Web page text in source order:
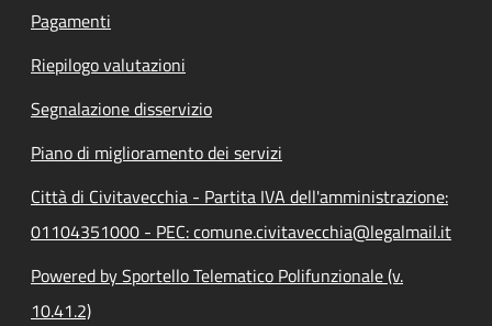
Pagamenti
Riepilogo valutazioni
Segnalazione disservizio
Piano di miglioramento dei servizi
Città di Civitavecchia - Partita IVA dell'amministrazione:
01104351000 - PEC: comune.civitavecchia@legalmail.it
Powered by Sportello Telematico Polifunzionale (v.
10.41.2)